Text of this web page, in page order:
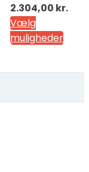
kr..
Den
oprindelige
pris
2.304,00 kr.Den
Vælg
muligheder